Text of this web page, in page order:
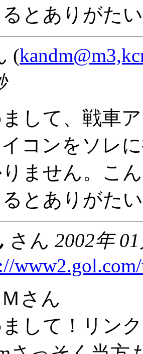
とありがた
(
して、戦車
コンをソレ
ません。こ
とありがた
さん 2002年
さん
して！リン